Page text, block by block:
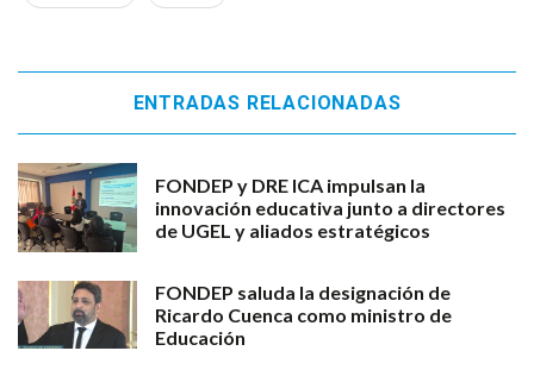
ENTRADAS RELACIONADAS
FONDEP y DRE ICA impulsan la
innovación educativa junto a directores
de UGEL y aliados estratégicos
FONDEP saluda la designación de
Ricardo Cuenca como ministro de
Educación